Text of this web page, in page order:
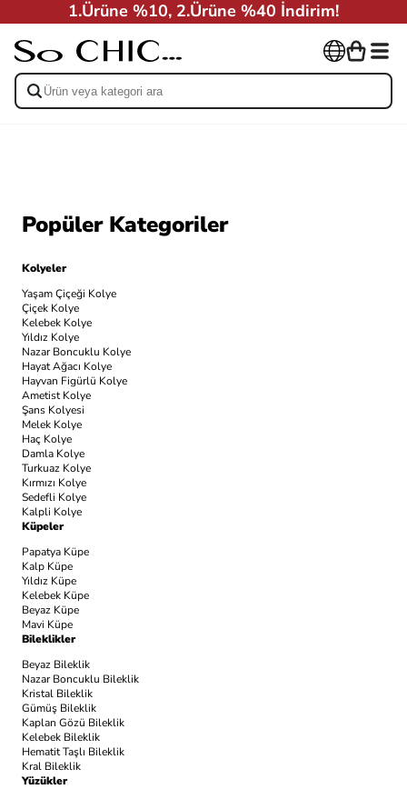
1.Ürüne %10, 2.Ürüne %40 İndirim!
Popüler Kategoriler
Kolyeler
Yaşam Çiçeği Kolye
Çiçek Kolye
Kelebek Kolye
Yıldız Kolye
Nazar Boncuklu Kolye
Hayat Ağacı Kolye
Hayvan Figürlü Kolye
Ametist Kolye
Şans Kolyesi
Melek Kolye
Haç Kolye
Damla Kolye
Turkuaz Kolye
Kırmızı Kolye
Sedefli Kolye
Kalpli Kolye
Küpeler
Papatya Küpe
Kalp Küpe
Yıldız Küpe
Kelebek Küpe
Beyaz Küpe
Mavi Küpe
Bileklikler
Beyaz Bileklik
Nazar Boncuklu Bileklik
Kristal Bileklik
Gümüş Bileklik
Kaplan Gözü Bileklik
Kelebek Bileklik
Hematit Taşlı Bileklik
Kral Bileklik
Yüzükler